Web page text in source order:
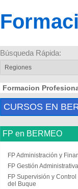
Búsqueda Rápida:
Formacion
CURSOS EN
FP en BERMEO
FP Administración y
FP Gestión Administrativa
FP Supervisión y
del Buque